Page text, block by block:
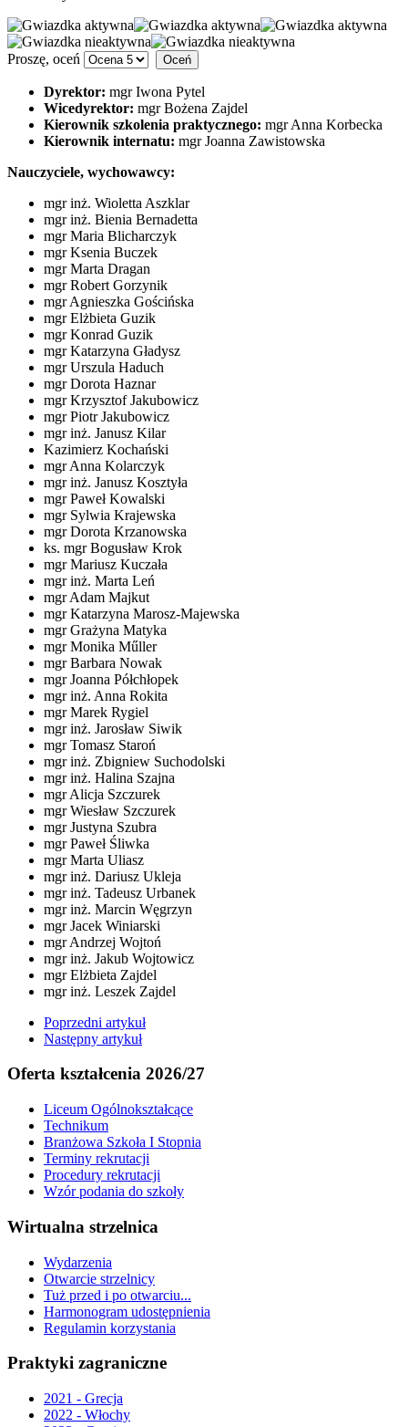
Proszę, oceń
Dyrektor: mgr Iwona Pytel
Wicedyrektor: mgr Bożena Zajdel
Kierownik szkolenia praktycznego: mgr Anna Korbecka
Kierownik internatu: mgr Joanna Zawistowska
Nauczyciele, wychowawcy:
mgr inż. Wioletta Aszklar
mgr inż. Bienia Bernadetta
mgr Maria Blicharczyk
mgr Ksenia Buczek
mgr Marta Dragan
mgr Robert Gorzynik
mgr Agnieszka Gościńska
mgr Elżbieta Guzik
mgr Konrad Guzik
mgr Katarzyna Gładysz
mgr Urszula Haduch
mgr Dorota Haznar
mgr Krzysztof Jakubowicz
mgr Piotr Jakubowicz
mgr inż. Janusz Kilar
Kazimierz Kochański
mgr Anna Kolarczyk
mgr inż. Janusz Kosztyła
mgr Paweł Kowalski
mgr Sylwia Krajewska
mgr Dorota Krzanowska
ks. mgr Bogusław Krok
mgr Mariusz Kuczała
mgr inż. Marta Leń
mgr Adam Majkut
mgr Katarzyna Marosz-Majewska
mgr Grażyna Matyka
mgr Monika Műller
mgr Barbara Nowak
mgr Joanna Półchłopek
mgr inż. Anna Rokita
mgr Marek Rygiel
mgr inż. Jarosław Siwik
mgr Tomasz Staroń
mgr inż. Zbigniew Suchodolski
mgr inż. Halina Szajna
mgr Alicja Szczurek
mgr Wiesław Szczurek
mgr Justyna Szubra
mgr Paweł Śliwka
mgr Marta Uliasz
mgr inż. Dariusz Ukleja
mgr inż. Tadeusz Urbanek
mgr inż. Marcin Węgrzyn
mgr Jacek Winiarski
mgr Andrzej Wojtoń
mgr inż. Jakub Wojtowicz
mgr Elżbieta Zajdel
mgr inż. Leszek Zajdel
Poprzedni artykuł
Następny artykuł
Oferta kształcenia 2026/27
Liceum Ogólnokształcące
Technikum
Branżowa Szkoła I Stopnia
Terminy rekrutacji
Procedury rekrutacji
Wzór podania do szkoły
Wirtualna strzelnica
Wydarzenia
Otwarcie strzelnicy
Tuż przed i po otwarciu...
Harmonogram udostępnienia
Regulamin korzystania
Praktyki zagraniczne
2021 - Grecja
2022 - Włochy